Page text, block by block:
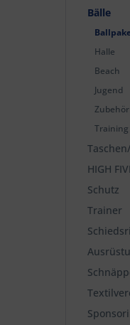
Bälle
Halle
Beach
Jugend
Zubehör
Training
HIGH
Schutz
Trainer